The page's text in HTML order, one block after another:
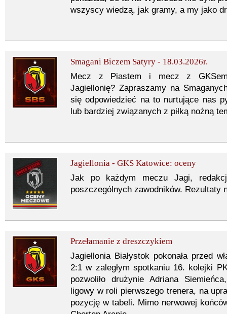
wszyscy wiedzą, jak gramy, a my jako
Smagani Biczem Satyry - 18.03.2026r.
Mecz z Piastem i mecz z
Jagiellonię? Zapraszamy na
się odpowiedzieć na to nurtujące nas
lub bardziej związanych z piłką nożną
Jagiellonia - GKS Katowice: oceny
Jak po każdym meczu Jagi,
poszczególnych zawodników. Rezultaty
Przełamanie z dreszczykiem
Jagiellonia Białystok pokonała przed
2:1 w zaległym spotkaniu 16. kolejki
pozwoliło drużynie Adriana
ligowy w roli pierwszego trenera, na
pozycję w tabeli. Mimo nerwowej